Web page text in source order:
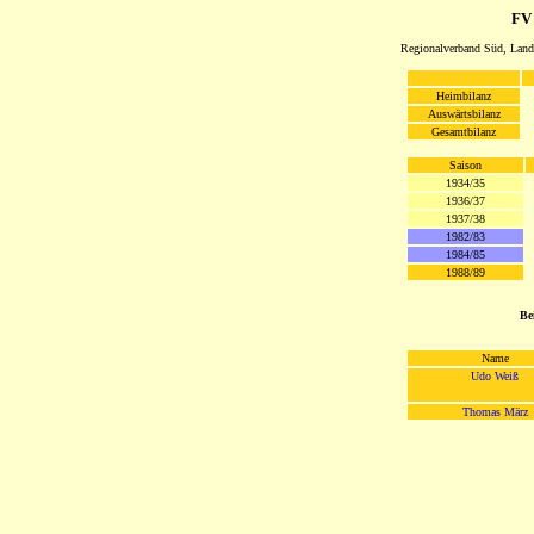
Regionalverband Süd,
Heimbilanz
Auswärtsbilanz
Gesamtbilanz
Saison
1934/35
1936/37
1937/38
1982/83
1984/85
1988/89
Name
Udo Weiß
Thomas März